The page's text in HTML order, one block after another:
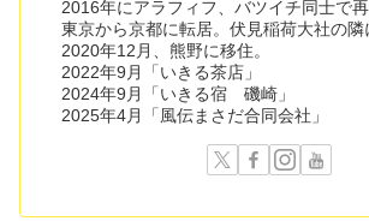
2016年にアラフィフ、バツイチ同士で
東京から京都に転居。伏見稲荷大社の隣
2020年12月、熊野に移住。
2022年9月「いきる茶店」
2024年9月「いきる宿 磯崎」
2025年4月「風伝まさだ合同会社」